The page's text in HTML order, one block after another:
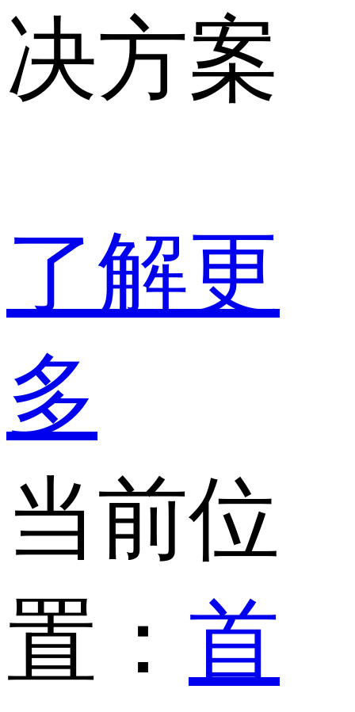
决方案
了解更
多
当前位
置： 首